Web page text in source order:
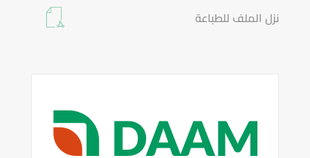
نزل الملف للطباعة